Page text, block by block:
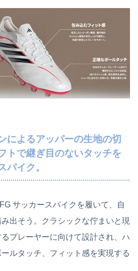
によるアッパーの生地の切
トで継ぎ目のないタッチを
パイク。
サッカースパイクを履いて、自
出そう。クラシックな佇まいと現
プレーヤーに向けて設計され、ハ
ルタッチ、フィット感を実現する